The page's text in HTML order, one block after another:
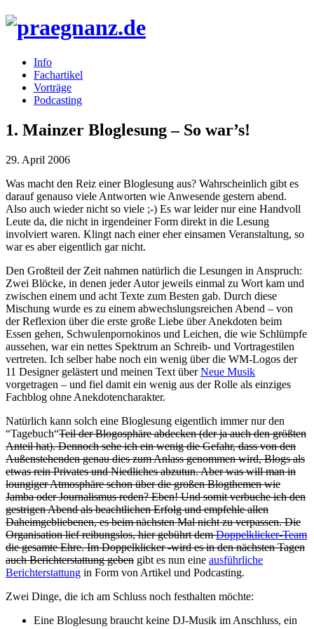
Info
Fachartikel
Vorträge
Podcasting
1. Mainzer Bloglesung – So war’s!
29. April 2006
Was macht den Reiz einer Bloglesung aus? Wahrscheinlich gibt es
darauf genauso viele Antworten wie Anwesende gestern abend.
Also auch wieder nicht so viele ;-) Es war leider nur eine Handvoll
Leute da, die nicht in irgendeiner Form direkt in die Lesung
involviert waren. Klingt nach einer eher einsamen Veranstaltung, so
war es aber eigentlich gar nicht.
Den Großteil der Zeit nahmen natürlich die Lesungen in Anspruch:
Zwei Blöcke, in denen jeder Autor jeweils einmal zu Wort kam und
zwischen einem und acht Texte zum Besten gab. Durch diese
Mischung wurde es zu einem abwechslungsreichen Abend – von
der Reflexion über die erste große Liebe über Anekdoten beim
Essen gehen, Schwulenpornokinos und Leichen, die wie Schlümpfe
aussehen, war ein nettes Spektrum an Schreib- und Vortragestilen
vertreten. Ich selber habe noch ein wenig über die WM-Logos der
11 Designer gelästert und meinen Text überNeue Musik
vorgetragen – und fiel damit ein wenig aus der Rolle als einziges
Fachblog ohne Anekdotencharakter.
Natürlich kann solch eine Bloglesung eigentlich immer nur den
“Tagebuch“Teil der Blogosphäre abdecken (der ja auch den größten
Anteil hat). Dennoch sehe ich ein wenig die Gefahr, dass von den
Außenstehenden genau dies zum Anlass genommen wird, Blogs als
etwas rein Privates und Niedliches abzutun. Aber was will man in
loungiger Atmosphäre schon über die großen Blogthemen wie
Jamba oder Journalismus reden? Eben! Und somit verbuche ich den
gestrigen Abend als beachtlichen Erfolg und empfehle allen
Daheimgebliebenen, es beim nächsten Mal nicht zu verpassen. Die
Organisation lief reibungslos, hier gebührt demDoppelklicker-Team
die gesamte Ehre. Im Doppelklicker -wird es in den nächsten Tagen
auch Berichterstattung geben gibt es nun eine ausführliche
Berichterstattung in Form von Artikel und Podcasting.
Zwei Dinge, die ich am Schluss noch festhalten möchte:
Eine Bloglesung braucht keine DJ-Musik im Anschluss, ein